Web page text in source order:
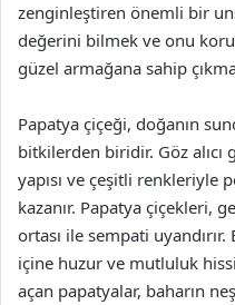
zenginleştiren önemli bir
değerini bilmek ve onu
güzel armağana sahip
Papatya çiçeği, doğanın
bitkilerden biridir. Göz
yapısı ve çeşitli renkleriyle
kazanır. Papatya çiçekleri,
ortası ile sempati
içine huzur ve mutluluk
açan papatyalar, baharın